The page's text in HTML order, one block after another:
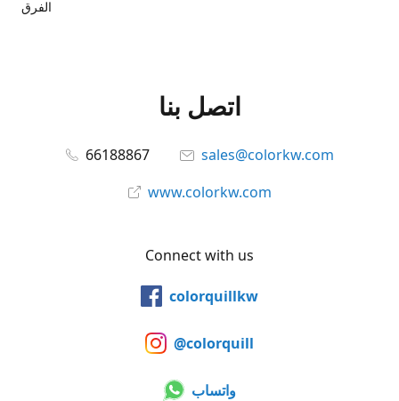
الفرق
اتصل بنا
66188867
sales@colorkw.com
www.colorkw.com
Connect with us
colorquillkw
@colorquill
واتساب